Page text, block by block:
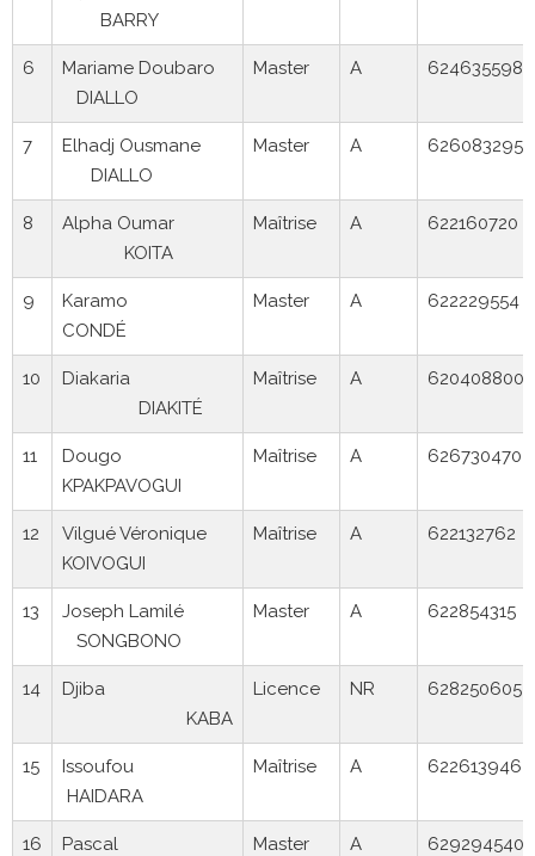
BARRY
6
Mariame Doubaro
DIALLO
Master A 624635598
7
Elhadj Ousmane
DIALLO
Master A 626083295
8
Alpha Oumar
KOITA
Maîtrise A 622160720
9
Karamo
CONDÉ
Master A 622229554
10
Diakaria
DIAKITÉ
Maîtrise A 620408800
11
Dougo
KPAKPAVOGUI
Maîtrise A 626730470
12
Vilgué Véronique
KOIVOGUI
Maîtrise A 622132762
13
Joseph Lamilé
SONGBONO
Master A 622854315
14
Djiba
KABA
Licence NR 628250605
15
Issoufou
HAIDARA
Maîtrise A 622613946
16
Pascal
Master A 629294540